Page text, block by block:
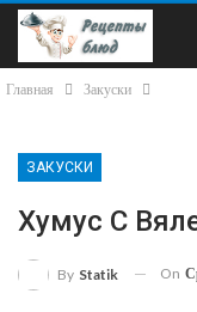
Главная Закуски
ЗАКУСКИ
Хумус С
By Statik On